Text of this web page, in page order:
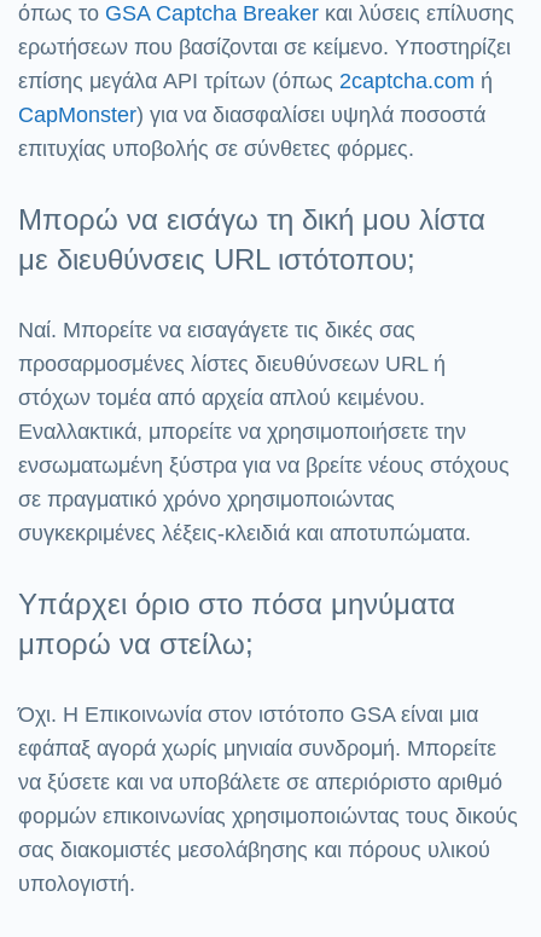
όπως το GSA Captcha Breaker και λύσεις επίλυσης
ερωτήσεων που βασίζονται σε κείμενο. Υποστηρίζει
επίσης μεγάλα API τρίτων (όπως 2captcha.com ή
CapMonster) για να διασφαλίσει υψηλά ποσοστά
επιτυχίας υποβολής σε σύνθετες φόρμες.
Μπορώ να εισάγω τη δική μου λίστα
με διευθύνσεις URL ιστότοπου;
Ναί. Μπορείτε να εισαγάγετε τις δικές σας
προσαρμοσμένες λίστες διευθύνσεων URL ή
στόχων τομέα από αρχεία απλού κειμένου.
Εναλλακτικά, μπορείτε να χρησιμοποιήσετε την
ενσωματωμένη ξύστρα για να βρείτε νέους στόχους
σε πραγματικό χρόνο χρησιμοποιώντας
συγκεκριμένες λέξεις-κλειδιά και αποτυπώματα.
Υπάρχει όριο στο πόσα μηνύματα
μπορώ να στείλω;
Όχι. Η Επικοινωνία στον ιστότοπο GSA είναι μια
εφάπαξ αγορά χωρίς μηνιαία συνδρομή. Μπορείτε
να ξύσετε και να υποβάλετε σε απεριόριστο αριθμό
φορμών επικοινωνίας χρησιμοποιώντας τους δικούς
σας διακομιστές μεσολάβησης και πόρους υλικού
υπολογιστή.